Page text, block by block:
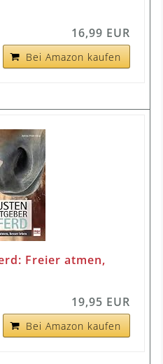
16,99 EUR
Bei Amazon kaufen
Freier atmen,
19,95 EUR
Bei Amazon kaufen